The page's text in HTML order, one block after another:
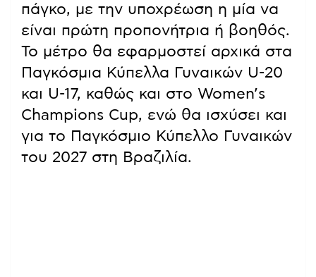
πάγκο, με την υποχρέωση η μία να
είναι πρώτη προπονήτρια ή βοηθός.
Το μέτρο θα εφαρμοστεί αρχικά στα
Παγκόσμια Κύπελλα Γυναικών U-20
και U-17, καθώς και στο Women’s
Champions Cup, ενώ θα ισχύσει και
για το Παγκόσμιο Κύπελλο Γυναικών
του 2027 στη Βραζιλία.